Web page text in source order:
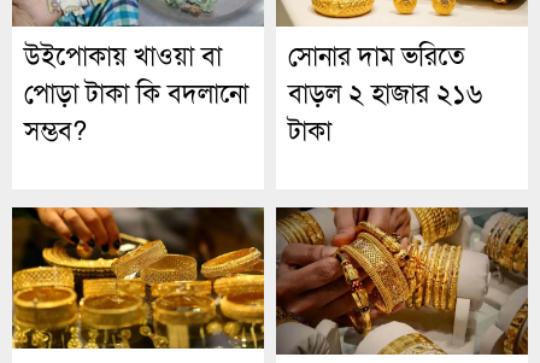
উইপোকায় খাওয়া বা
পোড়া টাকা কি বদলানো
সম্ভব?
সোনার দাম ভরিতে
বাড়ল ২ হাজার ২১৬
টাকা